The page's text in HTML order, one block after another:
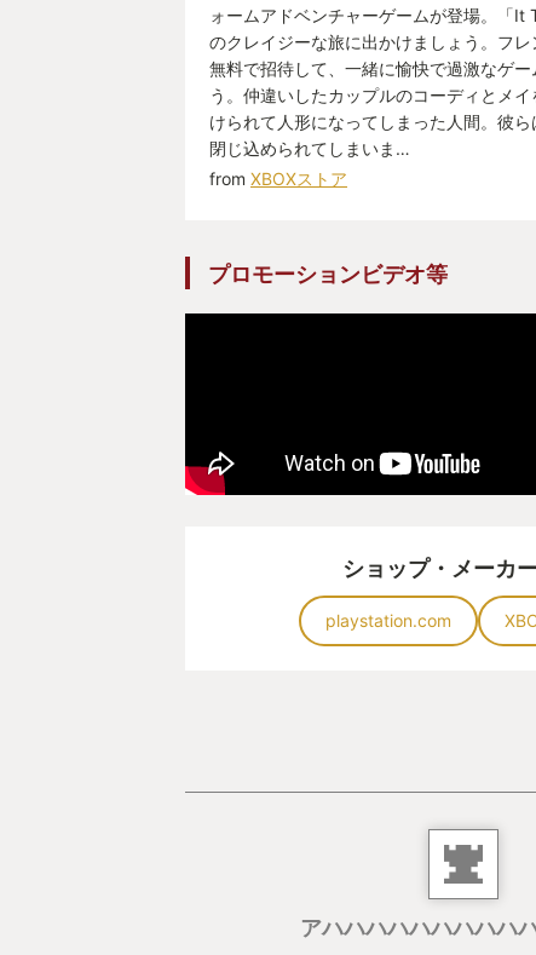
・・・と、前置きが長くなってし
結果的に、5歳息子とプレイした
足！！！
ゼルダティアキンと迷った挙句、
を獲得するに至った。2021年のゲ
は少し抵抗があったが、何よりも
・家族と夫婦がテーマ
作る。プレイヤーはこの人形に魂が
コーディとメイを操作し、大冒険
人形になった二人は最初はいがみ
ったらすぐに離婚してやる」なん
合わせて敵と戦ったり、プロポー
放置され錆びて穴の開いた工具箱
巣くった巨大なハチの巣、手入れ
いる花壇の草花など、家庭のある
ばめられておりなんとも趣深い。
ォームアドベンチャーゲームが登場。「It
のクレイジーな旅に出かけましょう。フ
無料で招待して、一緒に愉快で過激なゲ
う。仲違いしたカップルのコーディとメ
けられて人形になってしまった人間。彼
閉じ込められてしまいま…
from XBOXストア
プロモーションビデオ等
ショップ・メーカ
playstation.com
アハハハハハハハハハ